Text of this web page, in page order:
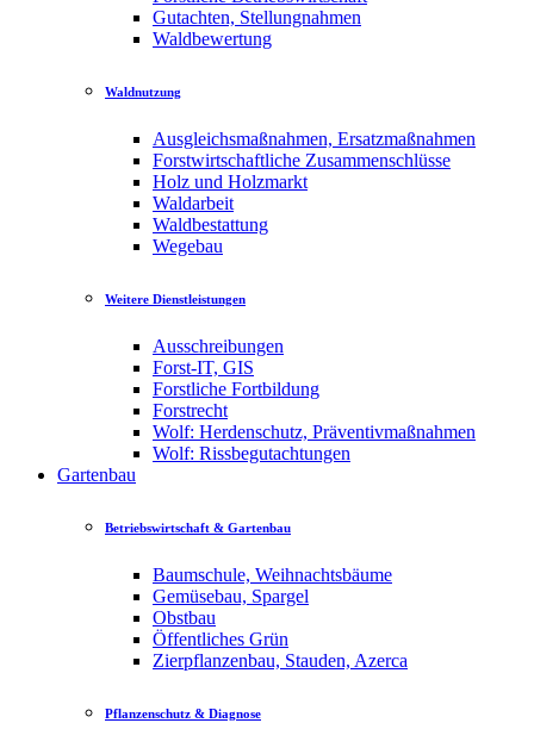
Gutachten, Stellungnahmen
Waldbewertung
Waldnutzung
Ausgleichsmaßnahmen, Ersatzmaßnahmen
Forstwirtschaftliche Zusammenschlüsse
Holz und Holzmarkt
Waldarbeit
Waldbestattung
Wegebau
Weitere Dienstleistungen
Ausschreibungen
Forst-IT, GIS
Forstliche Fortbildung
Forstrecht
Wolf: Herdenschutz, Präventivmaßnahmen
Wolf: Rissbegutachtungen
Gartenbau
Betriebswirtschaft & Gartenbau
Baumschule, Weihnachtsbäume
Gemüsebau, Spargel
Obstbau
Öffentliches Grün
Zierpflanzenbau, Stauden, Azerca
Pflanzenschutz & Diagnose